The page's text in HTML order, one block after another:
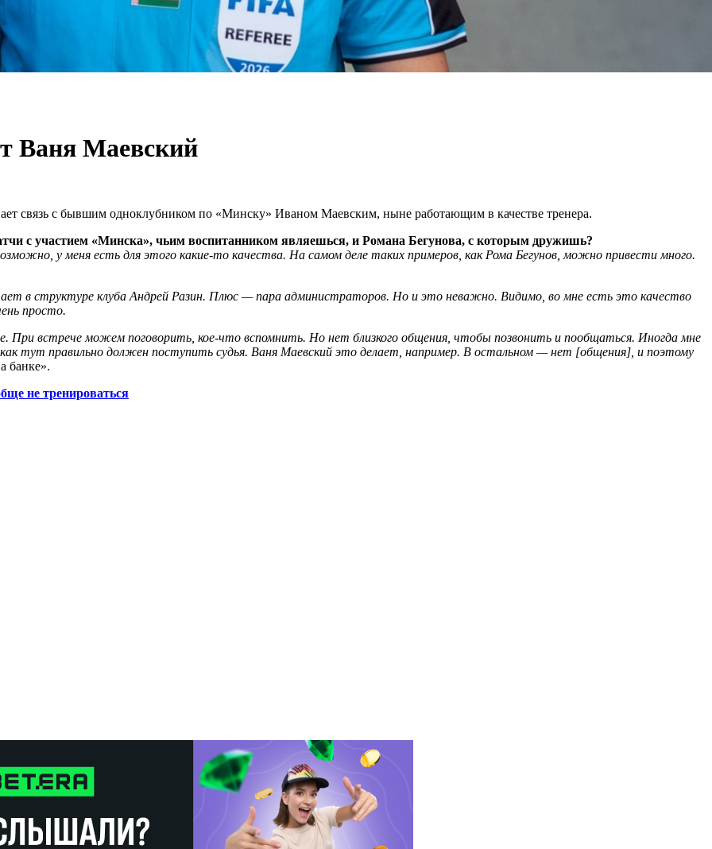
Ваня Маевский
связь с бывшим одноклубником по «Минску» Иваном Маевским, ныне работающим в качестве тренера.
с участием «Минска», чьим воспитанником являешься, и Романа Бегунова, с которым дружишь?
у меня есть для этого какие-то качества. На самом деле таких примеров, как Рома Бегунов, можно привести много.
в структуре клуба Андрей Разин. Плюс — пара администраторов. Но и это неважно. Видимо, во мне есть это качество
просто.
При встрече можем поговорить, кое-что вспомнить. Но нет близкого общения, чтобы позвонить и пообщаться. Иногда мне
тут правильно должен поступить судья. Ваня Маевский это делает, например. В остальном — нет [общения], и поэтому
банке».
не тренироваться